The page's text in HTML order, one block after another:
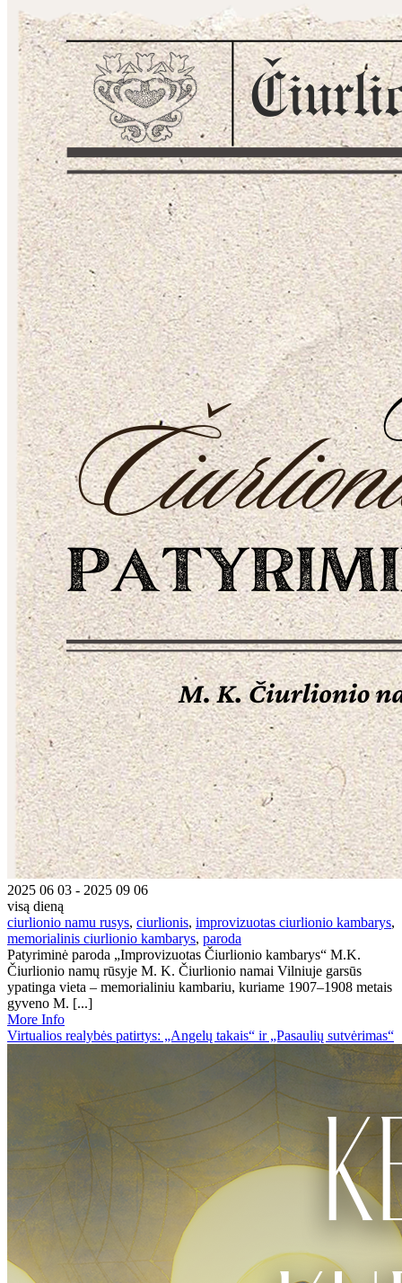
2025 06 03 - 2025 09 06
visą dieną
ciurlionio namu rusys, ciurlionis, improvizuotas ciurlionio kambarys,
memorialinis ciurlionio kambarys, paroda
Patyriminė paroda „Improvizuotas Čiurlionio kambarys“ M.K.
Čiurlionio namų rūsyje M. K. Čiurlionio namai Vilniuje garsūs
ypatinga vieta – memorialiniu kambariu, kuriame 1907–1908 metais
gyveno M. [...]
More Info
Virtualios realybės patirtys: „Angelų takais“ ir „Pasaulių sutvėrimas“